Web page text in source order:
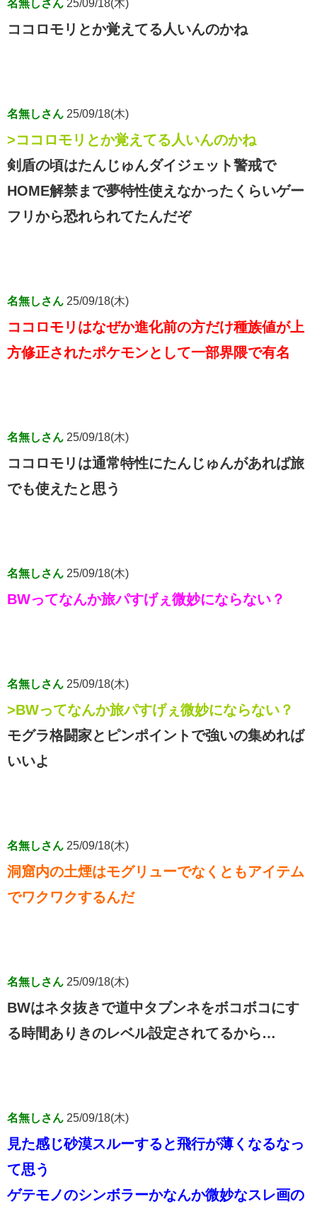
名無しさん 25/09/18(木)
ココロモリとか覚えてる人いんのかね
名無しさん 25/09/18(木)
>ココロモリとか覚えてる人いんのかね
剣盾の頃はたんじゅんダイジェット警戒で
HOME解禁まで夢特性使えなかったくらいゲー
フリから恐れられてたんだぞ
名無しさん 25/09/18(木)
ココロモリはなぜか進化前の方だけ種族値が上
方修正されたポケモンとして一部界隈で有名
名無しさん 25/09/18(木)
ココロモリは通常特性にたんじゅんがあれば旅
でも使えたと思う
名無しさん 25/09/18(木)
BWってなんか旅パすげぇ微妙にならない？
名無しさん 25/09/18(木)
>BWってなんか旅パすげぇ微妙にならない？
モグラ格闘家とピンポイントで強いの集めれば
いいよ
名無しさん 25/09/18(木)
洞窟内の土煙はモグリューでなくともアイテム
でワクワクするんだ
名無しさん 25/09/18(木)
BWはネタ抜きで道中タブンネをボコボコにす
る時間ありきのレベル設定されてるから…
名無しさん 25/09/18(木)
見た感じ砂漠スルーすると飛行が薄くなるなっ
て思う
ゲテモノのシンボラーかなんか微妙なスレ画の